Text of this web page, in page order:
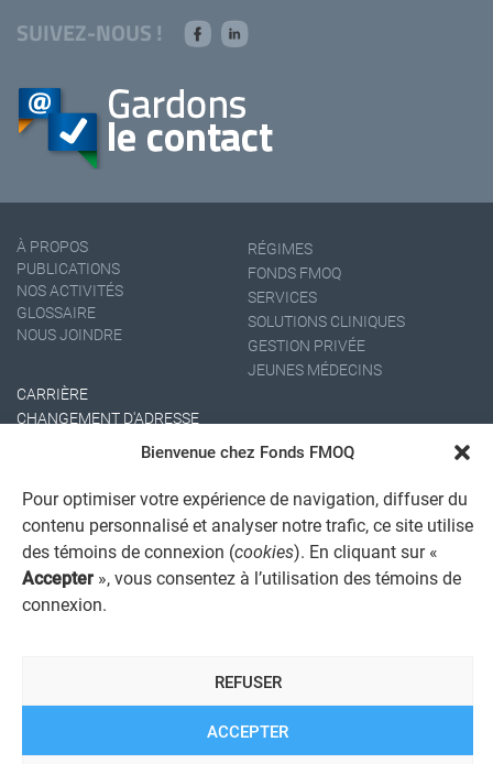
Bienvenue chez Fonds FMOQ
Pour optimiser votre expérience de navigation, diffuser du
contenu personnalisé et analyser notre trafic, ce site utilise
des témoins de connexion (cookies). En cliquant sur «
Accepter », vous consentez à l’utilisation des témoins de
connexion.
ACCEPTER
REFUSER
SUIVEZ-NOUS !
À PROPOS
PUBLICATIONS
NOS ACTIVITÉS
GLOSSAIRE
NOUS JOINDRE
RÉGIMES
FONDS FMOQ
SERVICES
SOLUTIONS CLINIQUES
GESTION PRIVÉE
JEUNES MÉDECINS
CARRIÈRE
CHANGEMENT D'ADRESSE
AVIS JURIDIQUE GÉNÉRAL
POLITIQUE DE TRAITEMENT DES PLAINTES
REGISTRE DES CONFLITS D'INTÉRÊTS